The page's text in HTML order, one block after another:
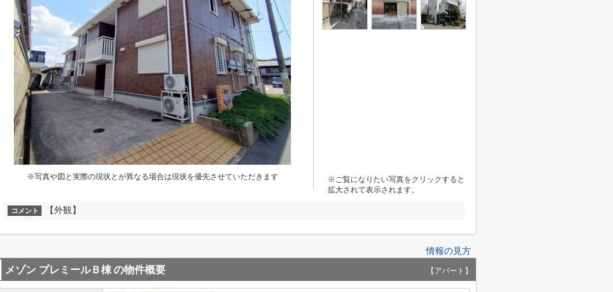
※写真や図と実際の現状とが異なる場合は現状を優先させていただきます
※ご覧になりたい写真をクリックすると
拡大されて表示されます。
コメント 【外観】
情報の見方
メゾン プレミールＢ棟の物件概要 【アパート】